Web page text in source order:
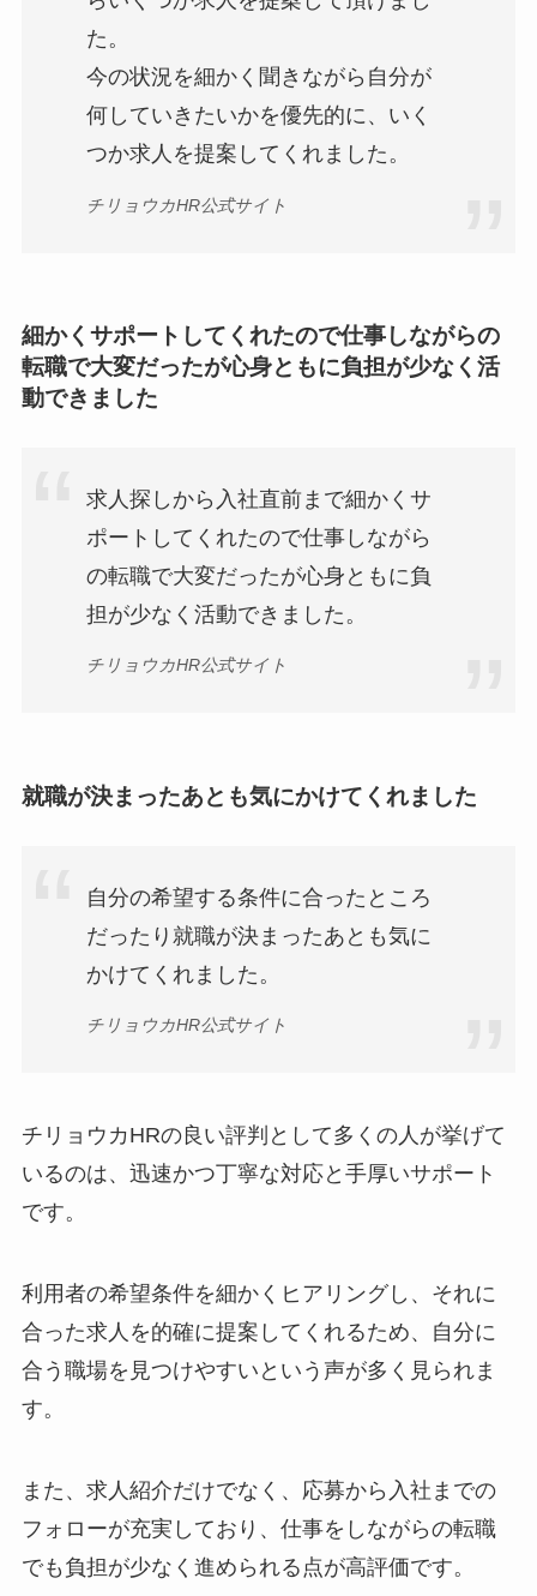
た。
今の状況を細かく聞きながら自分が
何していきたいかを優先的に、いく
つか求人を提案してくれました。
チリョウカHR公式サイト
細かくサポートしてくれたので仕事しながらの
転職で大変だったが心身ともに負担が少なく活
動できました
求人探しから入社直前まで細かくサ
ポートしてくれたので仕事しながら
の転職で大変だったが心身ともに負
担が少なく活動できました。
チリョウカHR公式サイト
就職が決まったあとも気にかけてくれました
自分の希望する条件に合ったところ
だったり就職が決まったあとも気に
かけてくれました。
チリョウカHR公式サイト
チリョウカHRの良い評判として多くの人が挙げて
いるのは、迅速かつ丁寧な対応と手厚いサポート
です。
利用者の希望条件を細かくヒアリングし、それに
合った求人を的確に提案してくれるため、自分に
合う職場を見つけやすいという声が多く見られま
す。
また、求人紹介だけでなく、応募から入社までの
フォローが充実しており、仕事をしながらの転職
でも負担が少なく進められる点が高評価です。